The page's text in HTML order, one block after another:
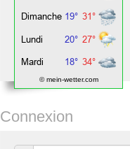
© mein-wetter.com
Connexion